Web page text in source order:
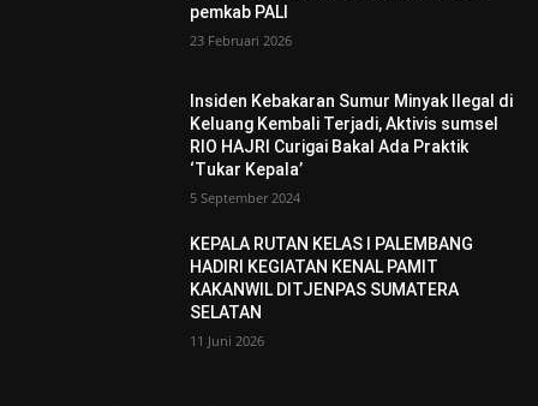
pemkab PALI
23 Februari 2026
Insiden Kebakaran Sumur Minyak Ilegal di
Keluang Kembali Terjadi, Aktivis sumsel
RIO HAJRI Curigai Bakal Ada Praktik
‘Tukar Kepala’
5 September 2024
KEPALA RUTAN KELAS I PALEMBANG
HADIRI KEGIATAN KENAL PAMIT
KAKANWIL DITJENPAS SUMATERA
SELATAN
11 Juni 2026